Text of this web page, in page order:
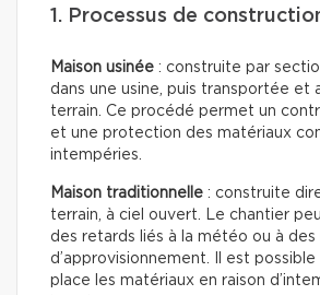
1. Processus de
Maison usinée : construite par
dans une usine, puis transportée et
terrain. Ce procédé permet un
et une protection des matériaux
intempéries.
Maison traditionnelle : construite
terrain, à ciel ouvert. Le chantier
des retards liés à la météo ou à des
d’approvisionnement. Il est
place les matériaux en raison